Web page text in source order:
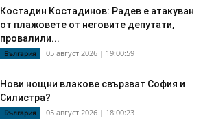
Костадин Костадинов: Радев е атакуван
от плажoвете от неговите депутати,
провалили...
България 05 август 2026 | 19:00:59
Нови нощни влакове свързват София и
Силистра?
България 05 август 2026 | 18:00:23